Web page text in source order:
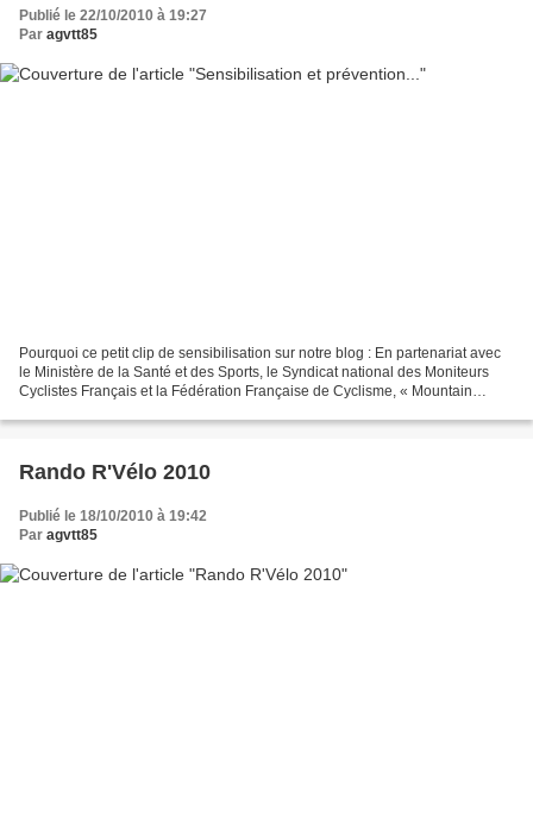
Publié le 22/10/2010 à 19:27
Par agvtt85
Pourquoi ce petit clip de sensibilisation sur notre blog : En partenariat avec
le Ministère de la Santé et des Sports, le Syndicat national des Moniteurs
Cyclistes Français et la Fédération Française de Cyclisme, « Mountain
Rando R'Vélo 2010
Publié le 18/10/2010 à 19:42
Par agvtt85